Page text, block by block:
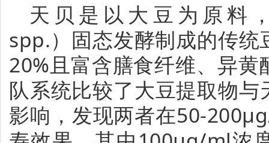
天贝是以大豆为原料
spp.）固态发酵制成的传
20%且富含膳食纤维、异
队系统比较了大豆提取物
影响，发现两者在50-